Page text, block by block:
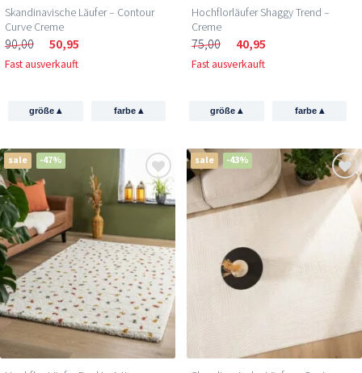
Skandinavische Läufer – Contour
Curve Creme
90,00 50,95
Fast ausverkauft
größe▴ farbe ▴
Hochflorläufer Shaggy Trend –
Creme
75,00 40,95
Fast ausverkauft
größe▴ farbe ▴
sale -47% sale -43%